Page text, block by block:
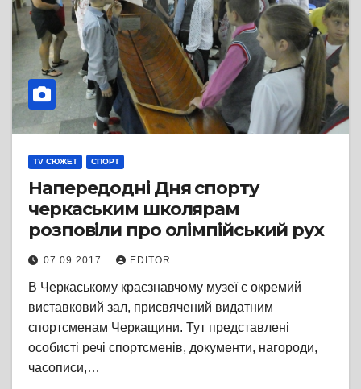
TV СЮЖЕТ СПОРТ
Напередодні Дня спорту
черкаським школярам
розповіли про олімпійський рух
07.09.2017 EDITOR
В Черкаському краєзнавчому музеї є окремий
виставковий зал, присвячений видатним
спортсменам Черкащини. Тут представлені
особисті речі спортсменів, документи, нагороди,
часописи,…